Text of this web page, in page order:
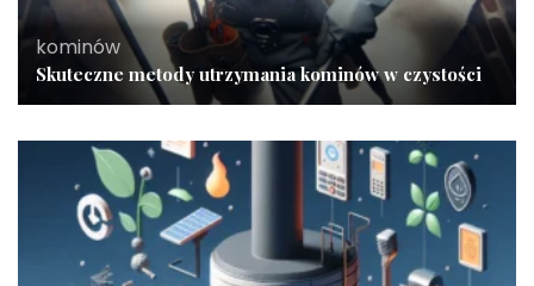
kominów
Skuteczne metody utrzymania kominów w czystości